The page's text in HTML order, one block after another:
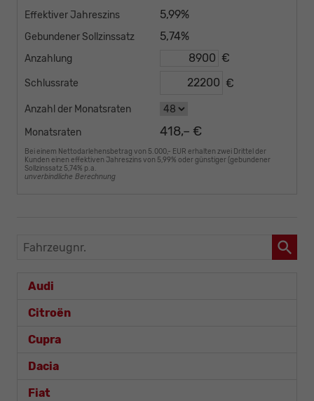
Effektiver Jahreszins 5,99%
Gebundener Sollzinssatz 5,74%
Anzahlung €
Schlussrate €
Anzahl der Monatsraten
Monatsraten
418,– €
Bei einem Nettodarlehensbetrag von 5.000,- EUR erhalten zwei Drittel der
Kunden einen effektiven Jahreszins von 5,99% oder günstiger (gebundener
Sollzinssatz 5,74% p.a.
unverbindliche Berechnung
Fahrzeugnr.
Audi
Citroën
Cupra
Dacia
Fiat